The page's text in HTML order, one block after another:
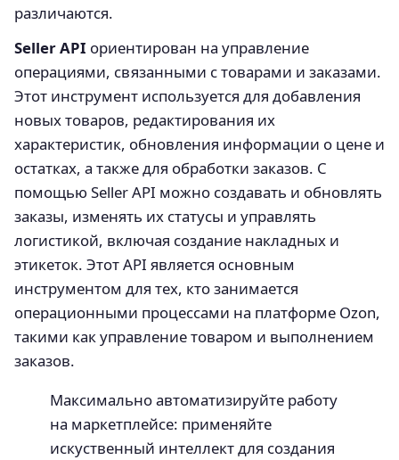
различаются.
Seller API ориентирован на управление
операциями, связанными с товарами и заказами.
Этот инструмент используется для добавления
новых товаров, редактирования их
характеристик, обновления информации о цене и
остатках, а также для обработки заказов. С
помощью Seller API можно создавать и обновлять
заказы, изменять их статусы и управлять
логистикой, включая создание накладных и
этикеток. Этот API является основным
инструментом для тех, кто занимается
операционными процессами на платформе Ozon,
такими как управление товаром и выполнением
заказов.
Максимально автоматизируйте работу
на маркетплейсе: применяйте
искуственный интеллект для создания